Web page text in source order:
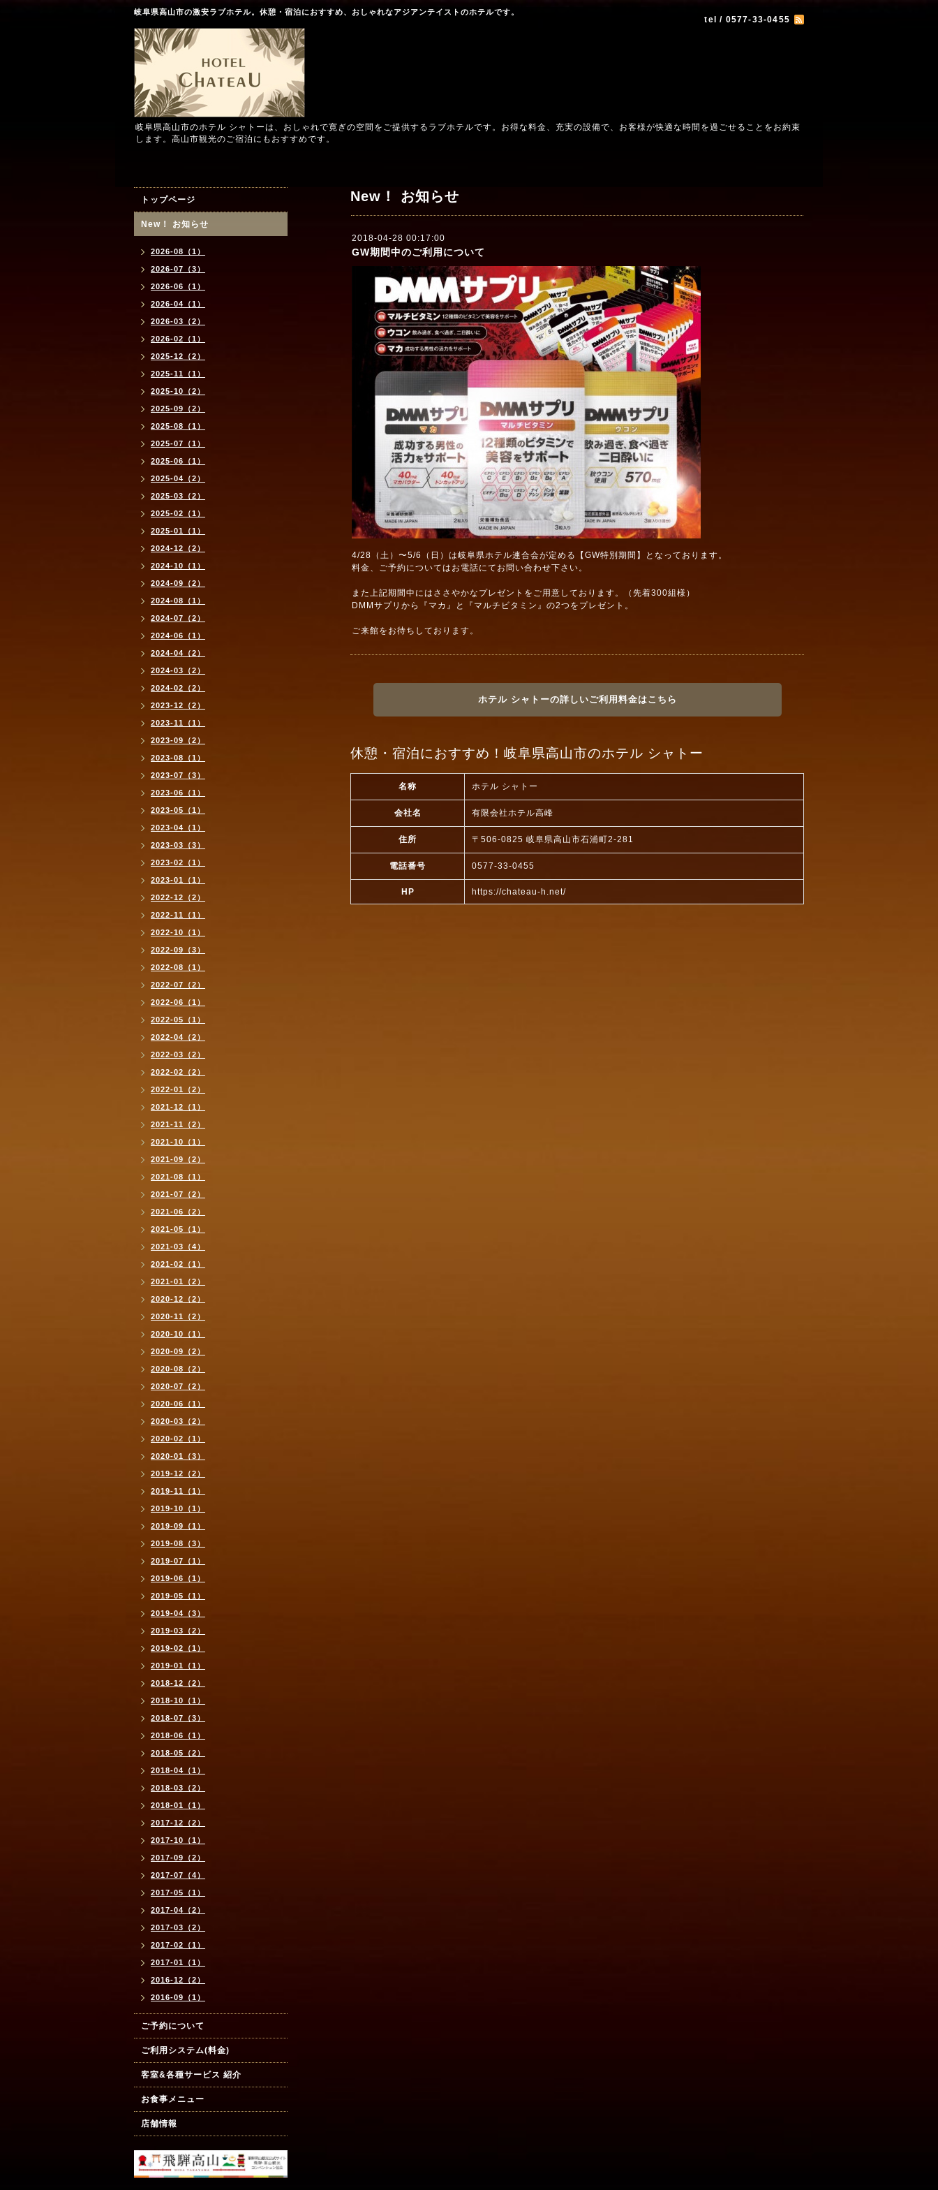
tel / 0577-33-0455
岐阜県高山市の激安ラブホテル。休憩・宿泊におすすめ、おしゃれなアジアンテイストのホテルです。
岐阜県高山市のホテル シャトーは、おしゃれで寛ぎの空間をご提供するラブホテルです。お得な料金、充実の設備で、お客様が快適な時間を過ごせることをお約束
します。高山市観光のご宿泊にもおすすめです。
New！ お知らせ
2018-04-28 00:17:00
GW期間中のご利用について
4/28（土）〜5/6（日）は岐阜県ホテル連合会が定める【GW特別期間】となっております。
料金、ご予約についてはお電話にてお問い合わせ下さい。
また上記期間中にはささやかなプレゼントをご用意しております。（先着300組様）
DMMサプリから『マカ』と『マルチビタミン』の2つをプレゼント。
ご来館をお待ちしております。
ホテル シャトーの詳しいご利用料金はこちら
休憩・宿泊におすすめ！岐阜県高山市のホテル シャトー
名称 ホテル シャトー
会社名 有限会社ホテル高峰
住所 〒506-0825 岐阜県高山市石浦町2-281
電話番号 0577-33-0455
HP https://chateau-h.net/
トップページ
New！ お知らせ
2026-08（1）
2026-07（3）
2026-06（1）
2026-04（1）
2026-03（2）
2026-02（1）
2025-12（2）
2025-11（1）
2025-10（2）
2025-09（2）
2025-08（1）
2025-07（1）
2025-06（1）
2025-04（2）
2025-03（2）
2025-02（1）
2025-01（1）
2024-12（2）
2024-10（1）
2024-09（2）
2024-08（1）
2024-07（2）
2024-06（1）
2024-04（2）
2024-03（2）
2024-02（2）
2023-12（2）
2023-11（1）
2023-09（2）
2023-08（1）
2023-07（3）
2023-06（1）
2023-05（1）
2023-04（1）
2023-03（3）
2023-02（1）
2023-01（1）
2022-12（2）
2022-11（1）
2022-10（1）
2022-09（3）
2022-08（1）
2022-07（2）
2022-06（1）
2022-05（1）
2022-04（2）
2022-03（2）
2022-02（2）
2022-01（2）
2021-12（1）
2021-11（2）
2021-10（1）
2021-09（2）
2021-08（1）
2021-07（2）
2021-06（2）
2021-05（1）
2021-03（4）
2021-02（1）
2021-01（2）
2020-12（2）
2020-11（2）
2020-10（1）
2020-09（2）
2020-08（2）
2020-07（2）
2020-06（1）
2020-03（2）
2020-02（1）
2020-01（3）
2019-12（2）
2019-11（1）
2019-10（1）
2019-09（1）
2019-08（3）
2019-07（1）
2019-06（1）
2019-05（1）
2019-04（3）
2019-03（2）
2019-02（1）
2019-01（1）
2018-12（2）
2018-10（1）
2018-07（3）
2018-06（1）
2018-05（2）
2018-04（1）
2018-03（2）
2018-01（1）
2017-12（2）
2017-10（1）
2017-09（2）
2017-07（4）
2017-05（1）
2017-04（2）
2017-03（2）
2017-02（1）
2017-01（1）
2016-12（2）
2016-09（1）
ご予約について
ご利用システム(料金)
客室&各種サービス 紹介
お食事メニュー
店舗情報